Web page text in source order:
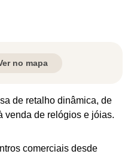
no mapa
de retalho dinâmica, de
venda de relógios e jóias.
comerciais desde